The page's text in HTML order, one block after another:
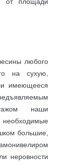
любого
на сухую,
имеющееся
наши
необходимые
большие,
неровности